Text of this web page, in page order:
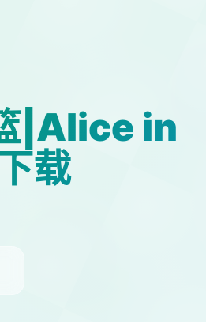
|Alice in
载